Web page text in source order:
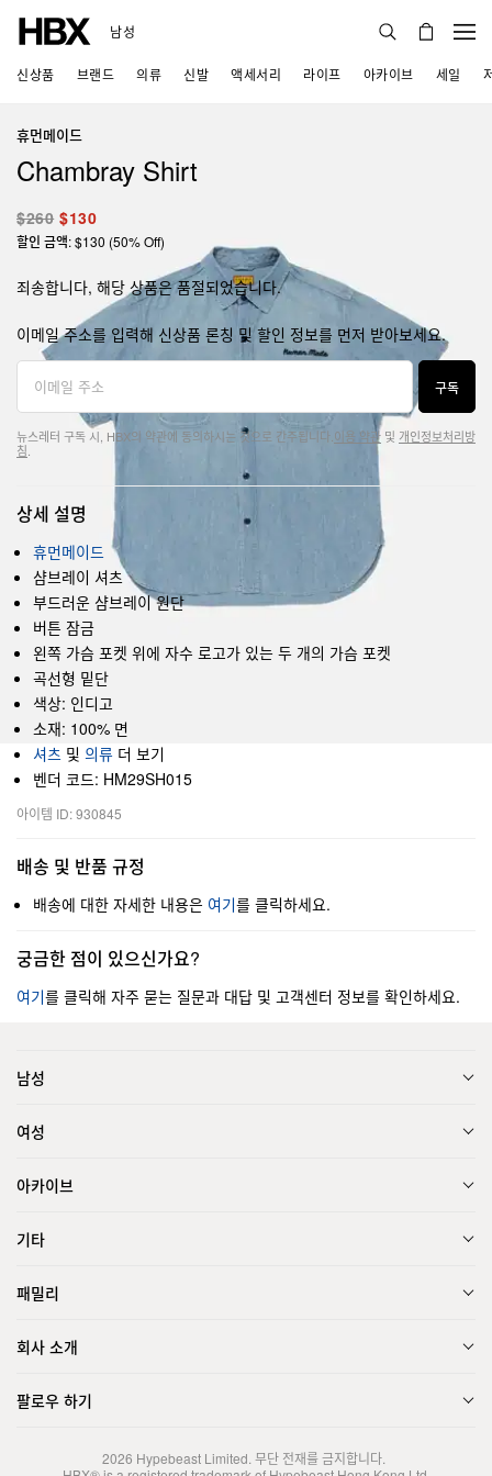
남성
신상품 브랜드 의류 신발 액세서리 라이프 아카이브 세일
휴먼메이드
Chambray Shirt
$260 $130
할인 금액: $130 (50% Off)
죄송합니다, 해당 상품은 품절되었습니다.
이메일 주소를 입력해 신상품 론칭 및 할인 정보를 먼저 받아보세요.
구독
뉴스레터 구독 시, HBX의 약관에 동의하시는 것으로 간주됩니다. 이용 약관 및 개인정보처리방
침
상세 설명
휴먼메이드
샴브레이 셔츠
부드러운 샴브레이 원단
버튼 잠금
왼쪽 가슴 포켓 위에 자수 로고가 있는 두 개의 가슴 포켓
곡선형 밑단
색상: 인디고
소재: 100% 면
셔츠 및 의류 더 보기
벤더 코드: HM29SH015
아이템 ID: 930845
배송 및 반품 규정
배송에 대한 자세한 내용은 여기를 클릭하세요.
궁금한 점이 있으신가요?
여기를 클릭해 자주 묻는 질문과 대답 및 고객센터 정보를 확인하세요.
남성
여성
아카이브
기타
패밀리
회사 소개
팔로우 하기
2026 Hypebeast Limited. 무단 전재를 금지합니다.